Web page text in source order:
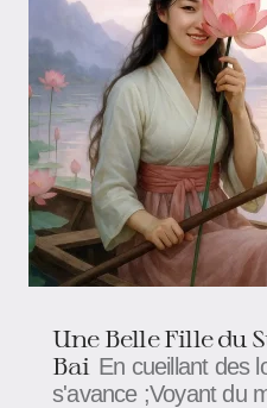
Une Belle Fille du
Bai En cueillant des
s'avance ;Voyant du